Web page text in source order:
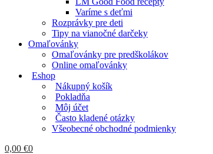
Varíme s deťmi
Rozprávky pre deti
Tipy na vianočné darčeky
Omaľovánky
Omaľovánky pre predškolákov
Online omaľovánky
Eshop
Nákupný košík
Pokladňa
Môj účet
Často kladené otázky
Všeobecné obchodné podmienky
0,00 €0